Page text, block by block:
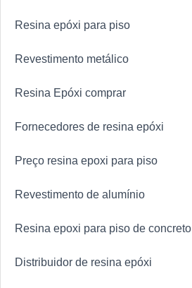
Resina epóxi para piso
Revestimento metálico
Resina Epóxi comprar
Fornecedores de resina epóxi
Preço resina epoxi para piso
Revestimento de alumínio
Resina epoxi para piso de concreto
Distribuidor de resina epóxi